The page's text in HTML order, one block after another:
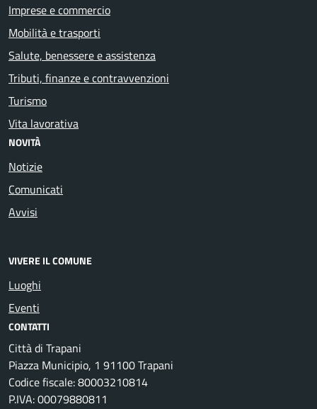
Imprese e commercio
Mobilità e trasporti
Salute, benessere e assistenza
Tributi, finanze e contravvenzioni
Turismo
Vita lavorativa
NOVITÀ
Notizie
Comunicati
Avvisi
VIVERE IL COMUNE
Luoghi
Eventi
CONTATTI
Città di Trapani
Piazza Municipio, 1 91100 Trapani
Codice fiscale: 80003210814
P.IVA: 00079880811